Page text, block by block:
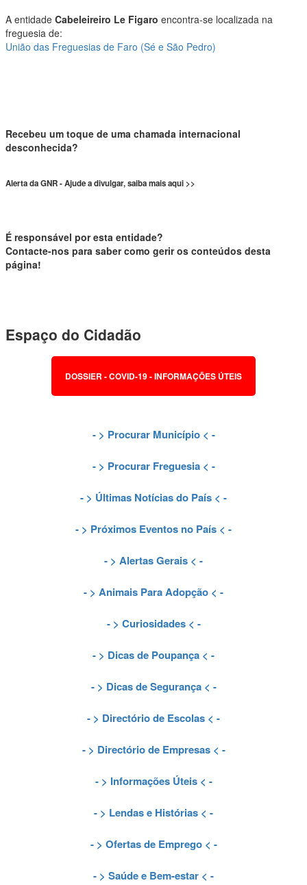
A entidade Cabeleireiro Le Figaro encontra-se localizada na
freguesia de:
União das Freguesias de Faro (Sé e São Pedro)
Recebeu um toque de uma chamada internacional
desconhecida?
Alerta da GNR - Ajude a divulgar, saiba mais aqui >>
É responsável por esta entidade?
Contacte-nos para saber como gerir os conteúdos desta
página!
Espaço do Cidadão
DOSSIER - COVID-19 - INFORMAÇÕES ÚTEIS
- > Procurar Município< -
- > Procurar Freguesia< -
- > Últimas Notícias do País < -
- > Próximos Eventos no País < -
- > Alertas Gerais < -
- > Animais Para Adopção < -
- > Curiosidades< -
- > Dicas de Poupança < -
- > Dicas de Segurança< -
- > Directório de Escolas < -
- > Directório de Empresas< -
- > Informações Úteis< -
- > Lendas e Histórias < -
- > Ofertas de Emprego< -
- > Saúde e Bem-estar < -